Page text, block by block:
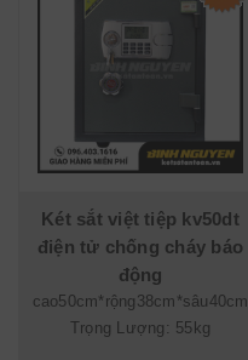
Két sắt việt tiệp kv50dt
điện tử chống cháy báo
động
cao50cm*rộng38cm*sâu40cm
Trọng Lượng: 55kg